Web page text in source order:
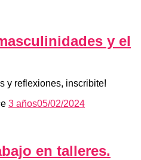
y el
y reflexiones, inscribite!
3 años05/02/2024
en talleres.